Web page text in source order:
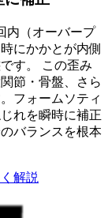
内（オーバープ
にかかとが内側
す。 この歪み
節・骨盤、さら
フォームソティ
れを瞬時に補正
バランスを根本
解説